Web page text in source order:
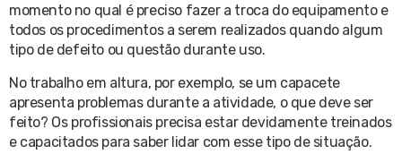
momento no qual é preciso fazer a troca do equipamento e
todos os procedimentos a serem realizados quando algum
tipo de defeito ou questão durante uso.
No trabalho em altura, por exemplo, se um capacete
apresenta problemas durante a atividade, o que deve ser
feito? Os profissionais precisa estar devidamente treinados
e capacitados para saber lidar com esse tipo de situação.